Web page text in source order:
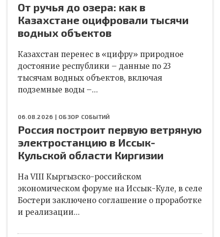
От ручья до озера: как в
Казахстане оцифровали тысячи
водных объектов
Казахстан перенес в «цифру» природное
достояние республики – данные по 23
тысячам водных объектов, включая
подземные воды –…
06.08.2026 | ОБЗОР СОБЫТИЙ
Россия построит первую ветряную
электростанцию в Иссык-
Кульской области Киргизии
На VIII Кыргызско-российском
экономическом форуме на Иссык-Куле, в селе
Бостери заключено соглашение о проработке
и реализации…